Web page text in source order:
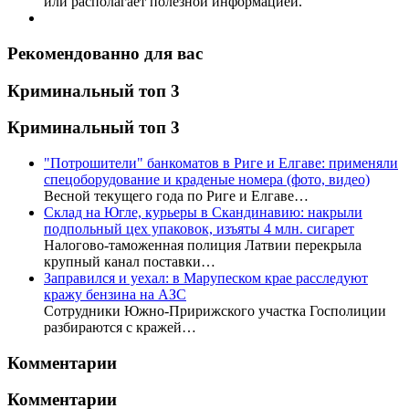
Рекомендованно для вас
Криминальный топ 3
Криминальный топ 3
"Потрошители" банкоматов в Риге и Елгаве: применяли
спецоборудование и краденые номера (фото, видео)
Весной текущего года по Риге и Елгаве…
Склад на Югле, курьеры в Скандинавию: накрыли
подпольный цех упаковок, изъяты 4 млн. сигарет
Налогово-таможенная полиция Латвии перекрыла
крупный канал поставки…
Заправился и уехал: в Марупеском крае расследуют
кражу бензина на АЗС
Сотрудники Южно-Пририжского участка Госполиции
разбираются с кражей…
Комментарии
Комментарии